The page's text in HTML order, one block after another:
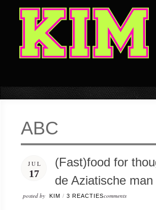
ABC
JUL
17
(Fast)food for
de Aziatische man
posted by KIM / 3 REACTIEScomments